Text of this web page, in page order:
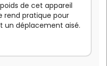
de cet appareil
rend pratique pour
un déplacement aisé.